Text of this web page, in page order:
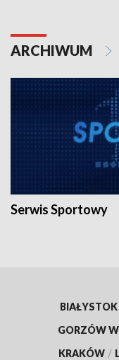
ARCHIWUM
Serwis Sportowy
BIAŁYSTOK
GORZÓW
KRAKÓW /